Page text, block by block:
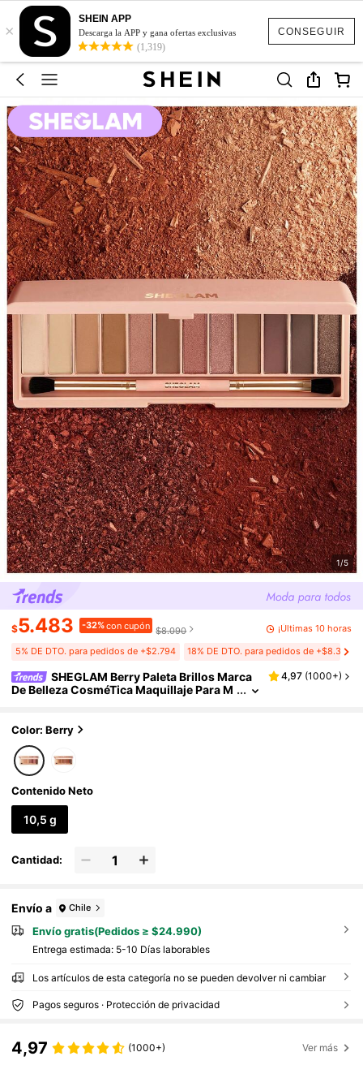
CONSEGUIR
×
SHEIN APP
Descarga la APP y gana ofertas exclusivas
(1,319)
1/5
$5.483 -32%con cupón $8.090 ¡Últimas 10 horas
5% DE DTO. para pedidos de +$2.794 18% DE DTO. para pedidos de +$8.381
SHEGLAM Berry Paleta Brillos Marca
De Belleza CosméTica Maquillaje Para M
4,97 (1000+)
Color: Berry
Contenido Neto
10,5 g
Cantidad:
Envío a Chile
Envío gratis(Pedidos ≥ $24.990)
Entrega estimada: 5-10 Días laborables
Los artículos de esta categoría no se pueden devolver ni cambiar
Pagos seguros · Protección de privacidad
4,97 (1000+) Ver más